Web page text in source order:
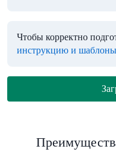
Чтобы корректно
инструкцию и шаблоны